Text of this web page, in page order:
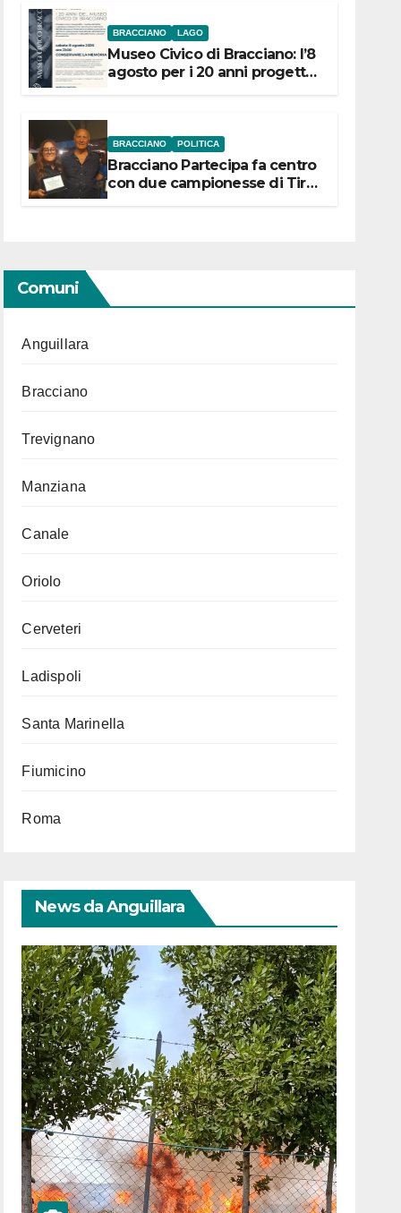
BRACCIANO LAGO
Museo Civico di Bracciano: l’8
agosto per i 20 anni progetto
BRACCIANO POLITICA
Bracciano Partecipa fa centro
con due campionesse di Tiro
Comuni
Anguillara
Bracciano
Trevignano
Manziana
Canale
Oriolo
Cerveteri
Ladispoli
Santa Marinella
Fiumicino
Roma
News da Anguillara